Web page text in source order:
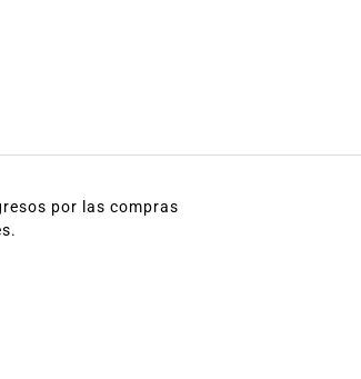
por las compras